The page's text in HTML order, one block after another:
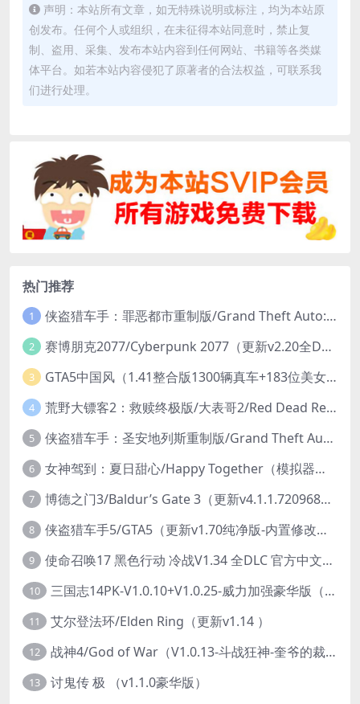
声明：本站所有文章，如无特殊说明或标注，均为本站原
创发布。任何个人或组织，在未征得本站同意时，禁止复
制、盗用、采集、发布本站内容到任何网站、书籍等各类媒
体平台。如若本站内容侵犯了原著者的合法权益，可联系我
们进行处理。
热门推荐
1 侠盗猎车手：罪恶都市重制版/Grand Theft Auto: Vice City – The Definitive Edition
2 赛博朋克2077/Cyberpunk 2077（更新v2.20全DLC）
3 GTA5中国风（1.41整合版1300辆真车+183位美女与英雄+200%存档）
4 荒野大镖客2：救赎终极版/大表哥2/Red Dead Redemption 2: Ultimate Edition（更新v1491.50终极版）
5 侠盗猎车手：圣安地列斯重制版/Grand Theft Auto: San Andreas – The Definitive Edition（更新v1.113.49697469）
6 女神驾到：夏日甜心/Happy Together（模拟器版-升级豪华终极珍藏版+全DLC）
7 博德之门3/Baldur’s Gate 3（更新v4.1.1.7209685）
8 侠盗猎车手5/GTA5（更新v1.70纯净版-内置修改器+通关存档）
9 使命召唤17 黑色行动 冷战V1.34 全DLC 官方中文版COD17
10 三国志14PK-V1.0.10+V1.0.25-威力加强豪华版（武将面容套装-全DLC+季票+特典+中文语音+编辑修改器）
11 艾尔登法环/Elden Ring（更新v1.14 ）
12 战神4/God of War（V1.0.13-斗战狂神-奎爷的裁决+全DLC）
13
讨鬼传 极 （v1.1.0豪华版）